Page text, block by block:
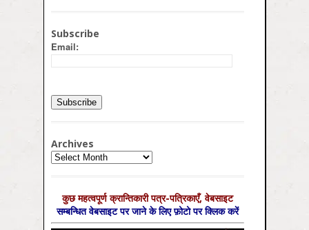
Subscribe
Email:
Archives
Archives
कुछ महत्‍वपूर्ण क्रान्तिकारी पत्र-पत्रिकाएँ, वेबसाइट
सम्‍बन्धित वेबसाइट पर जाने के लिए फ़ोटो पर क्लिक करें